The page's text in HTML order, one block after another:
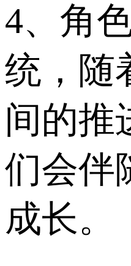
4、角
统，随
间的推
们会伴
成长。